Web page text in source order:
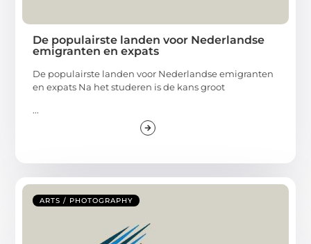
De populairste landen voor Nederlandse
emigranten en expats
De populairste landen voor Nederlandse emigranten
en expats Na het studeren is de kans groot
...
ARTS / PHOTOGRAPHY